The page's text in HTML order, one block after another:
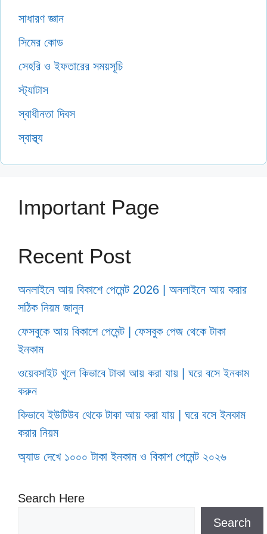
সাধারণ জ্ঞান
সিমের কোড
সেহরি ও ইফতারের সময়সূচি
স্ট্যাটাস
স্বাধীনতা দিবস
স্বাস্থ্য
Important Page
Recent Post
অনলাইনে আয় বিকাশে পেমেন্ট 2026 | অনলাইনে আয় করার
সঠিক নিয়ম জানুন
ফেসবুকে আয় বিকাশে পেমেন্ট | ফেসবুক পেজ থেকে টাকা
ইনকাম
ওয়েবসাইট খুলে কিভাবে টাকা আয় করা যায় | ঘরে বসে ইনকাম
করুন
কিভাবে ইউটিউব থেকে টাকা আয় করা যায় | ঘরে বসে ইনকাম
করার নিয়ম
অ্যাড দেখে ১০০০ টাকা ইনকাম ও বিকাশ পেমেন্ট ২০২৬
Search Here
Search